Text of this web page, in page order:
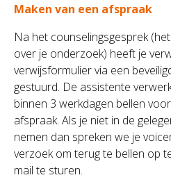
Maken van een afspraak
Na het counselingsgesprek
over je onderzoek) heeft je
verwijsformulier via een
gestuurd. De assistente
binnen 3 werkdagen bellen
afspraak. Als je niet in de
nemen dan spreken we je
verzoek om terug te bellen op
mail te sturen.